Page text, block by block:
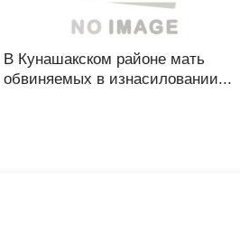
В Кунашакском районе мать
обвиняемых в изнасиловании...